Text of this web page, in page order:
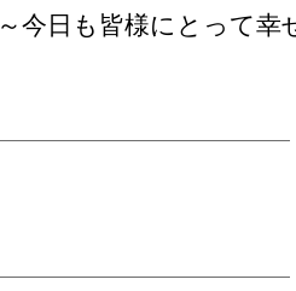
～今日も皆様にとって幸